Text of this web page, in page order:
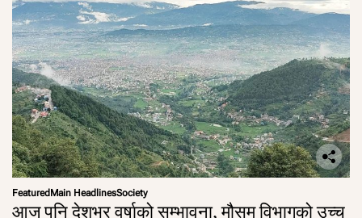
Featured Main HeadlinesSociety
आज पनि देशभर वर्षाको सम्भावना, मौसम विभागको उच्च